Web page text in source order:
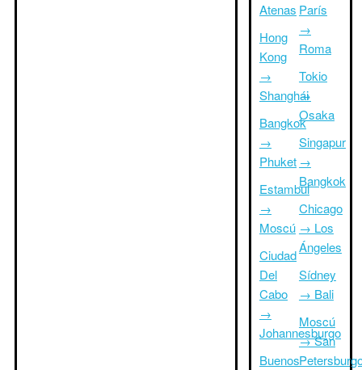
Atenas
Hong
Kong
→
Shanghái
Bangkok
→
Phuket
Estambul
→
Moscú
Ciudad
Del
Cabo
→
Johannesburgo
Buenos
París
→
Roma
Tokio
→
Osaka
Singapur
→
Bangkok
Chicago
→ Los
Ángeles
Sídney
→ Bali
Moscú
→ San